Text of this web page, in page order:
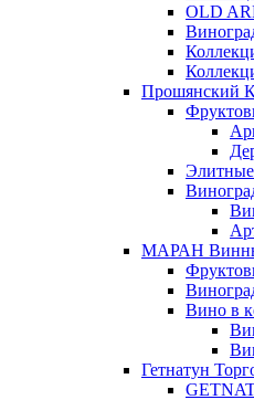
OLD
Прошянский
МАРАН
Вино в
Гетнатун